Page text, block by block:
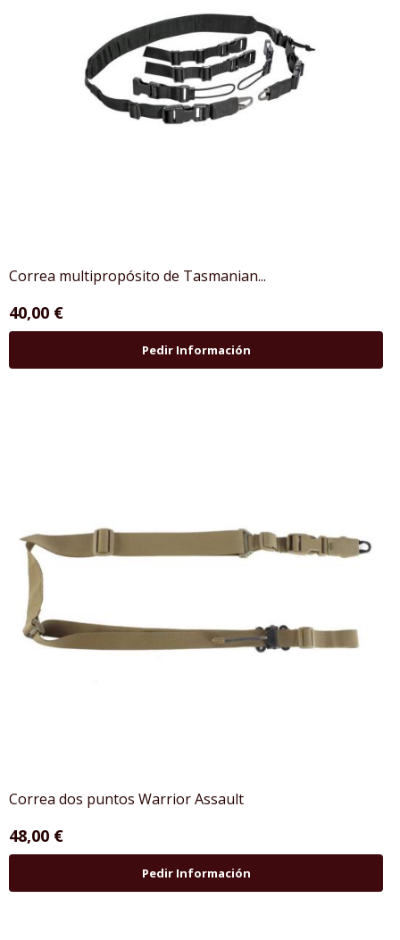
Correa multipropósito de Tasmanian...
40,00 €
Pedir Información
Correa dos puntos Warrior Assault
48,00 €
Pedir Información